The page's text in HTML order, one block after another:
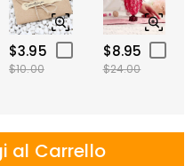
$3.95
$10.00
$8.95
$24.00
al Carrello